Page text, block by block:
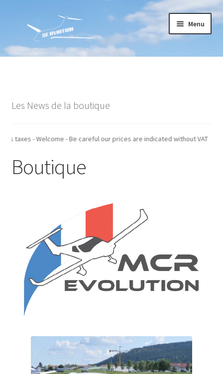
la
navigation
contenu
Menu
Accueil
Conditions générales de vente
Mon compte
Paiement
Recommandations techniques
Les News de la boutique
hors taxes - Welcome - Be careful our prices are indicated without
Boutique